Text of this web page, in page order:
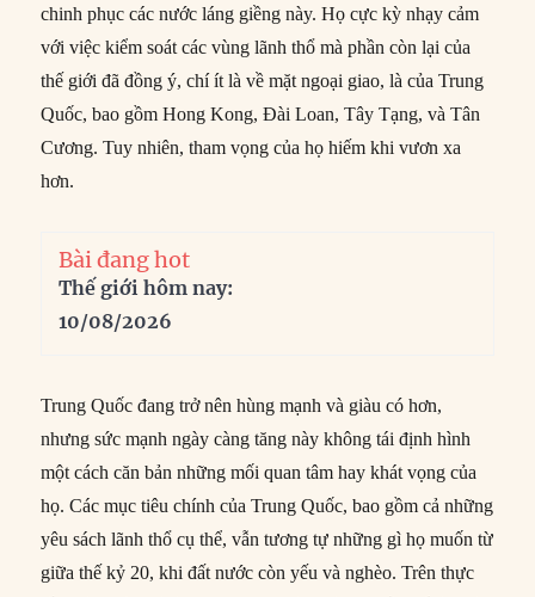
chinh phục các nước láng giềng này. Họ cực kỳ nhạy cảm
với việc kiểm soát các vùng lãnh thổ mà phần còn lại của
thế giới đã đồng ý, chí ít là về mặt ngoại giao, là của Trung
Quốc, bao gồm Hong Kong, Đài Loan, Tây Tạng, và Tân
Cương. Tuy nhiên, tham vọng của họ hiếm khi vươn xa
hơn.
Bài đang hot
Thế giới hôm nay:
10/08/2026
Trung Quốc đang trở nên hùng mạnh và giàu có hơn,
nhưng sức mạnh ngày càng tăng này không tái định hình
một cách căn bản những mối quan tâm hay khát vọng của
họ. Các mục tiêu chính của Trung Quốc, bao gồm cả những
yêu sách lãnh thổ cụ thể, vẫn tương tự những gì họ muốn từ
giữa thế kỷ 20, khi đất nước còn yếu và nghèo. Trên thực